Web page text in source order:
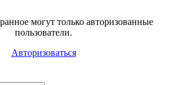
могут только авторизованные
пользователи.
Авторизоваться